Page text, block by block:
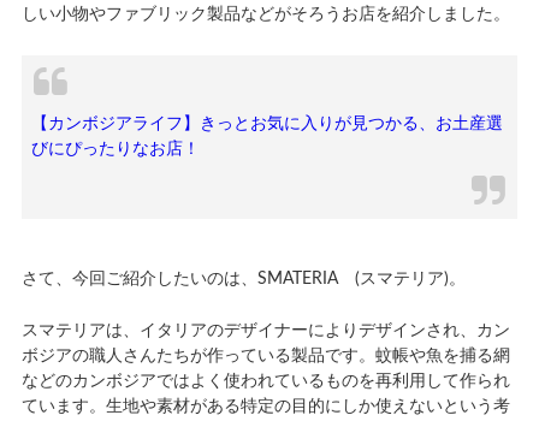
しい小物やファブリック製品などがそろうお店を紹介しました。
【カンボジアライフ】きっとお気に入りが見つかる、お土産選
びにぴったりなお店！
さて、今回ご紹介したいのは、SMATERIA (スマテリア)。
スマテリアは、イタリアのデザイナーによりデザインされ、カン
ボジアの職人さんたちが作っている製品です。蚊帳や魚を捕る網
などのカンボジアではよく使われているものを再利用して作られ
ています。生地や素材がある特定の目的にしか使えないという考